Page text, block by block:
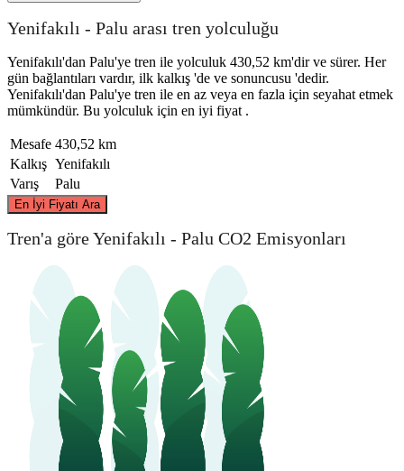
Yenifakılı - Palu arası tren yolculuğu
Yenifakılı'dan Palu'ye tren ile yolculuk 430,52 km'dir ve sürer. Her
gün bağlantıları vardır, ilk kalkış 'de ve sonuncusu 'dedir.
Yenifakılı'dan Palu'ye tren ile en az veya en fazla için seyahat etmek
mümkündür. Bu yolculuk için en iyi fiyat .
Mesafe 430,52 km
Kalkış Yenifakılı
Varış
Palu
En İyi Fiyatı Ara
Yenifakili
Tren'a göre Yenifakılı - Palu CO2 Emisyonları